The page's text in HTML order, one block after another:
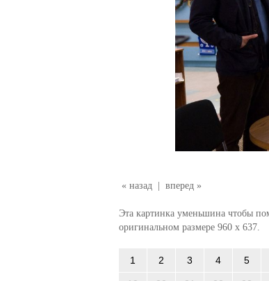
« назад | вперед »
Эта картинка уменьшина чтобы
оригинальном размере 960 x 637.
1 2 3 4 5